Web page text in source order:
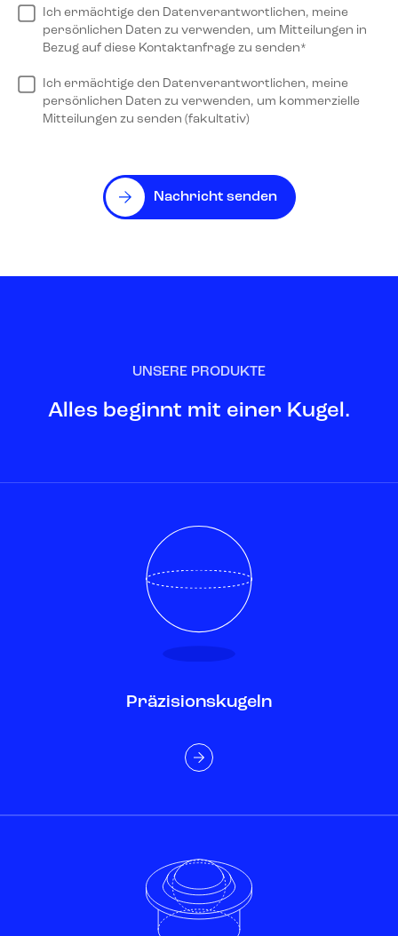
Ich ermächtige den Datenverantwortlichen, meine
persönlichen Daten zu verwenden, um Mitteilungen in
Bezug auf diese Kontaktanfrage zu senden*
Ich ermächtige den Datenverantwortlichen, meine
persönlichen Daten zu verwenden, um kommerzielle
Mitteilungen zu senden (fakultativ)
Nachricht senden
UNSERE PRODUKTE
Alles beginnt mit einer Kugel.
Präzisionskugeln